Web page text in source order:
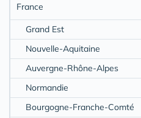
France
Grand Est
Nouvelle-Aquitaine
Auvergne-Rhône-Alpes
Normandie
Bourgogne-Franche-Comté